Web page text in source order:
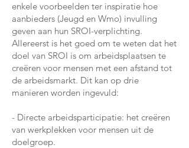
enkele voorbeelden ter inspiratie hoe
aanbieders (Jeugd en Wmo) invulling
geven aan hun SROI-verplichting.
Allereerst is het goed om te weten dat het
doel van SROI is om arbeidsplaatsen te
creëren voor mensen met een afstand tot
de arbeidsmarkt. Dit kan op drie
manieren worden ingevuld:
- Directe arbeidsparticipatie: het creëren
van werkplekken voor mensen uit de
doelgroep.